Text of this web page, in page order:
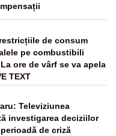
de consum
pe combustibili
ore de vârf se va apela
TEXT
Televiziunea
investigarea deciziilor
de criză